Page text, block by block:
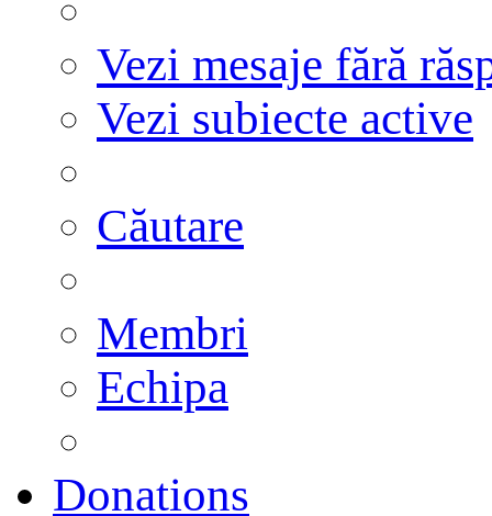
Vezi mesaje fără
Vezi subiecte active
Căutare
Membri
Echipa
Donations